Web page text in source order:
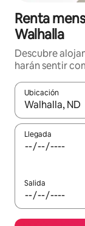
Renta
Walhalla
Descubre
harán sentir
Ubicación
Cuando los
Llegada
Salida